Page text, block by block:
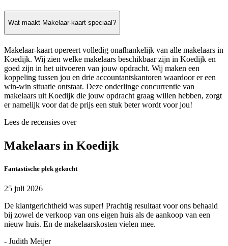
Wat maakt Makelaar-kaart speciaal?
Makelaar-kaart opereert volledig onafhankelijk van alle makelaars in
Koedijk. Wij zien welke makelaars beschikbaar zijn in Koedijk en
goed zijn in het uitvoeren van jouw opdracht. Wij maken een
koppeling tussen jou en drie accountantskantoren waardoor er een
win-win situatie ontstaat. Deze onderlinge concurrentie van
makelaars uit Koedijk die jouw opdracht graag willen hebben, zorgt
er namelijk voor dat de prijs een stuk beter wordt voor jou!
Lees de recensies over
Makelaars in Koedijk
Fantastische plek gekocht
25 juli 2026
De klantgerichtheid was super! Prachtig resultaat voor ons behaald
bij zowel de verkoop van ons eigen huis als de aankoop van een
nieuw huis. En de makelaarskosten vielen mee.
- Judith Meijer